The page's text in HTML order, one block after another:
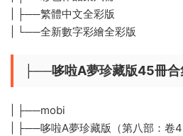
| ├──繁體中文全彩版
| └──全新數字彩繪全彩版
├──哆啦A夢珍藏版45冊合
| ├──mobi
| ├──哆啦A夢珍藏版（第八部：